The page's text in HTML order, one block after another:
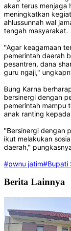
akan terus menjaga
meningkatkan
ahlussunnah wal
tengah masyarakat.
"Agar keagamaan
pemerintah daerah
pesantren, dana
guru ngaji,"
Bung Karna
bersinergi dengan
pemerintah mampu
anak ranting
"Bersinergi dengan
ikut melakukan
daerah,"
#pwnu jatim#Bupati
Berita Lainnya